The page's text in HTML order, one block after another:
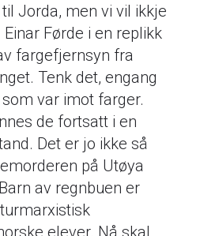
Jorda, men vi vil ikkje
Førde i en replikk
fargefjernsyn fra
Tenk det, engang
var imot farger.
de fortsatt i en
Det er jo ikke så
på Utøya
av regnbuen er
elever. Nå skal